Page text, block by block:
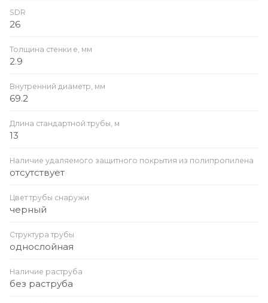
SDR
26
Толщина стенки e, мм
2.9
Внутренний диаметр, мм
69.2
Длина стандартной трубы, м
13
Наличие удаляемого защитного покрытия из полипропилена
отсутствует
Цвет трубы снаружи
черный
Структура трубы
однослойная
Наличие раструба
без раструба